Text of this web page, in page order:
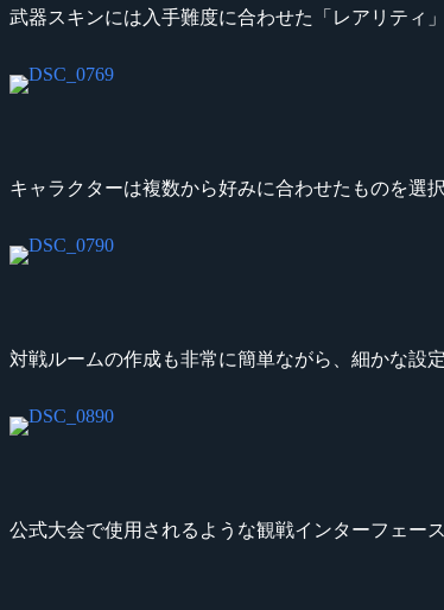
武器スキンには入手難度に合わせた「レアリティ
キャラクターは複数から好みに合わせたものを選
対戦ルームの作成も非常に簡単ながら、細かな設
公式大会で使用されるような観戦インターフェー